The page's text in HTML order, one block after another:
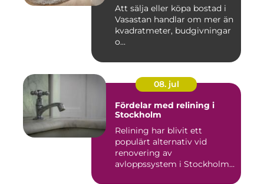
Att sälja eller köpa bostad i
Vasastan handlar om mer än
kvadratmeter, budgivningar
o...
08. jul
Fördelar med relining i
Stockholm
Relining har blivit ett
populärt alternativ vid
renovering av
avloppssystem i Stockholm.